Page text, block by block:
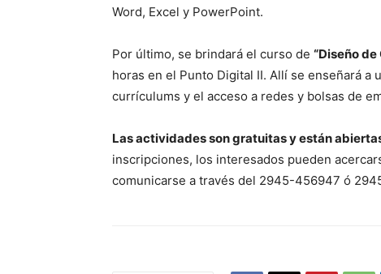
Word, Excel y PowerPoint.
Por último, se brindará el curso de “Diseño
horas en el Punto Digital II. Allí se enseñará
currículums y el acceso a redes y bolsas de
Las actividades son gratuitas y están
inscripciones, los interesados pueden
comunicarse a través del 2945-456947 ó